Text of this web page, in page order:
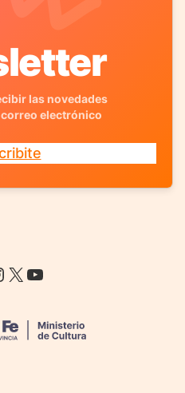
las novedades
electrónico
X YouTube